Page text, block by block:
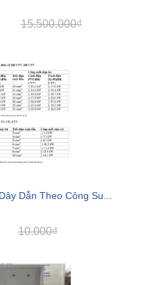
15.500.000₫
Dẫn Theo Công Su...
10.000₫